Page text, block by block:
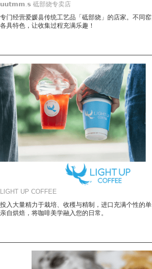
𝘂𝘂𝘁𝗺𝗺.𝘀 砥部烧专卖店
专门经营爱媛县传统工艺品「砥部烧」的店家。不同
各具特色，让收集过程充满乐趣！
LIGHT UP COFFEE
投入大量精力于栽培、收穫与精制，进口充满个性的
亲自烘焙，将咖啡美学融入您的日常。